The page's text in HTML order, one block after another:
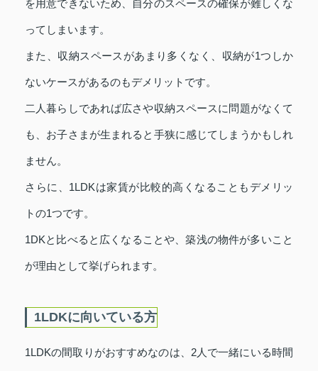
を用意できないため、自分のスペースの確保が難しくな
ってしまいます。
また、収納スペースがあまり多くなく、収納が1つしか
ないケースがあるのもデメリットです。
二人暮らしであれば広さや収納スペースに問題がなくて
も、お子さまが生まれると手狭に感じてしまうかもしれ
ません。
さらに、1LDKは家賃が比較的高くなることもデメリッ
トの1つです。
1DKと比べると広くなることや、築浅の物件が多いこと
が理由として挙げられます。
1LDKに向いている方
1LDKの間取りがおすすめなのは、2人で一緒にいる時間